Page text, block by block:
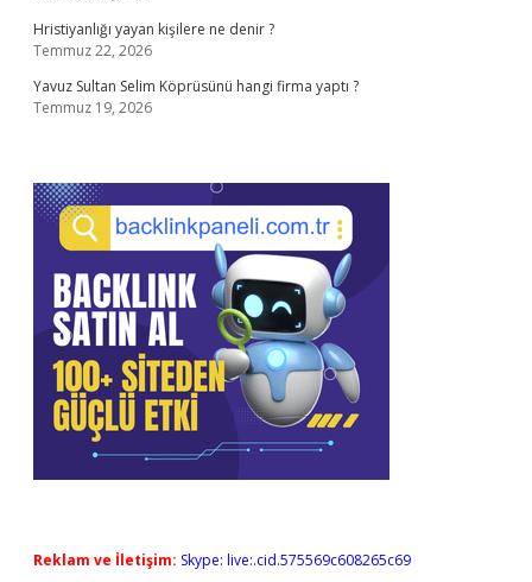
Hristiyanlığı yayan kişilere ne denir ?
Temmuz 22, 2026
Yavuz Sultan Selim Köprüsünü hangi firma yaptı ?
Temmuz 19, 2026
Reklam ve İletişim: Skype: live:.cid.575569c608265c69